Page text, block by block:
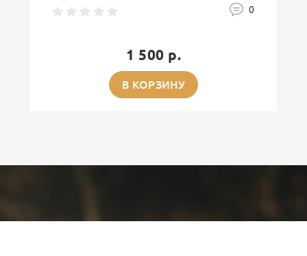
0
1 500 р.
В КОРЗИНУ